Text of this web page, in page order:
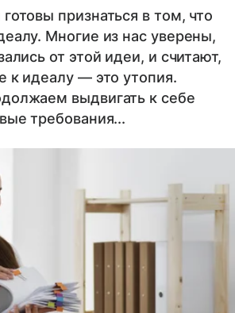
признаться в том, что
Многие из нас уверены,
от этой идеи, и считают,
к идеалу — это утопия.
выдвигать к себе
требования...